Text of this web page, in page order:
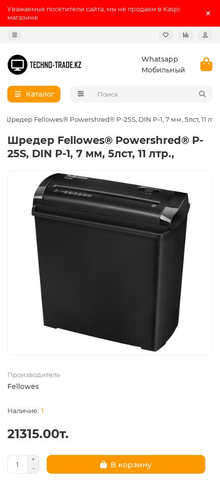
Уважаемые посетители сайта, мы не продаем в Kaspi
магазине
Whatsapp
Мобильный
Каталог
Шредер Fellowes® Powershred® P-25S, DIN P-1, 7 мм, 5лст, 11
Шредер Fellowes® Powershred® P-
25S, DIN P-1, 7 мм, 5лст, 11 лтр.,
Производитель
Fellowes
1
21315.00т.
В корзину